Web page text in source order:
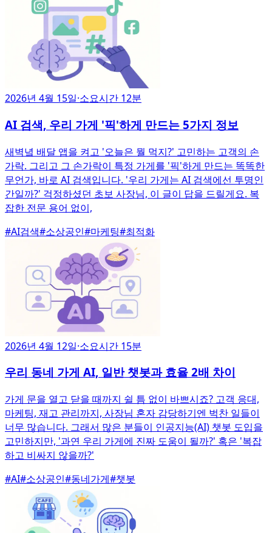
2026년 4월 15일·소요시간 12분
AI 검색, 우리 가게 '픽'하게 만드는 5가지 정보
새벽녘 배달 앱을 켜고 '오늘은 뭘 먹지?' 고민하는 고객의 손
가락. 그리고 그 손가락이 특정 가게를 '픽'하게 만드는 똑똑한
무언가, 바로 AI 검색입니다. '우리 가게는 AI 검색에선 투명인
간일까?' 걱정하셨던 초보 사장님, 이 글이 답을 드릴게요. 복
잡한 전문 용어 없이,
#AI검색#소상공인#마케팅#최적화
2026년 4월 12일·소요시간 15분
우리 동네 가게 AI, 일반 챗봇과 효율 2배 차이
가게 문을 열고 닫을 때까지 쉴 틈 없이 바쁘시죠? 고객 응대,
마케팅, 재고 관리까지, 사장님 혼자 감당하기엔 벅찬 일들이
너무 많습니다. 그래서 많은 분들이 인공지능(AI) 챗봇 도입을
고민하지만, '과연 우리 가게에 진짜 도움이 될까?' 혹은 '복잡
하고 비싸지 않을까?'
#AI#소상공인#동네가게#챗봇